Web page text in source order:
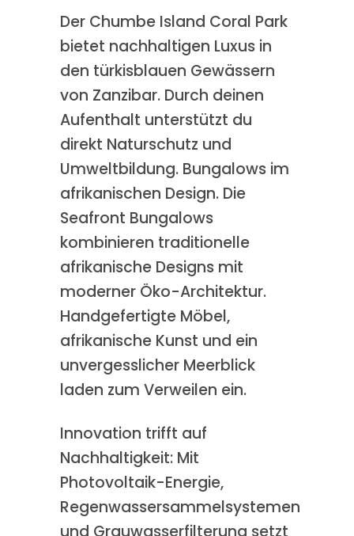
Der Chumbe Island Coral Park
bietet nachhaltigen Luxus in
den türkisblauen Gewässern
von Zanzibar. Durch deinen
Aufenthalt unterstützt du
direkt Naturschutz und
Umweltbildung. Bungalows im
afrikanischen Design. Die
Seafront Bungalows
kombinieren traditionelle
afrikanische Designs mit
moderner Öko-Architektur.
Handgefertigte Möbel,
afrikanische Kunst und ein
unvergesslicher Meerblick
laden zum Verweilen ein.
Innovation trifft auf
Nachhaltigkeit: Mit
Photovoltaik-Energie,
Regenwassersammelsystemen